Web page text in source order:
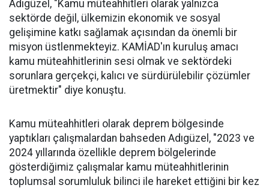
Adıgüzel, "Kamu müteahhitleri olarak yalnızca
sektörde değil, ülkemizin ekonomik ve sosyal
gelişimine katkı sağlamak açısından da önemli bir
misyon üstlenmekteyiz. KAMİAD'ın kuruluş amacı
kamu müteahhitlerinin sesi olmak ve sektördeki
sorunlara gerçekçi, kalıcı ve sürdürülebilir çözümler
üretmektir" diye konuştu.
Kamu müteahhitleri olarak deprem bölgesinde
yaptıkları çalışmalardan bahseden Adıgüzel, "2023 ve
2024 yıllarında özellikle deprem bölgelerinde
gösterdiğimiz çalışmalar kamu müteahhitlerinin
toplumsal sorumluluk bilinci ile hareket ettiğini bir kez